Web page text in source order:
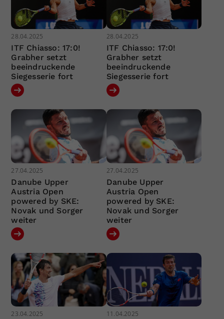
28.04.2025
ITF Chiasso: 17:0!
Grabher setzt
beeindruckende
Siegesserie fort
28.04.2025
ITF Chiasso: 17:0!
Grabher setzt
beeindruckende
Siegesserie fort
27.04.2025
Danube Upper
Austria Open
powered by SKE:
Novak und Sorger
weiter
27.04.2025
Danube Upper
Austria Open
powered by SKE:
Novak und Sorger
weiter
23.04.2025 11.04.2025